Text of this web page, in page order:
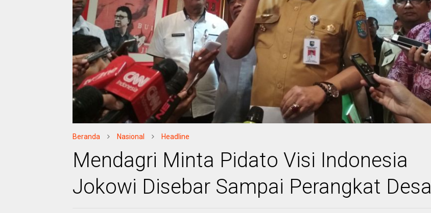
Beranda Nasional Headline
Mendagri Minta Pidato Visi Indonesia
Jokowi Disebar Sampai Perangkat Desa